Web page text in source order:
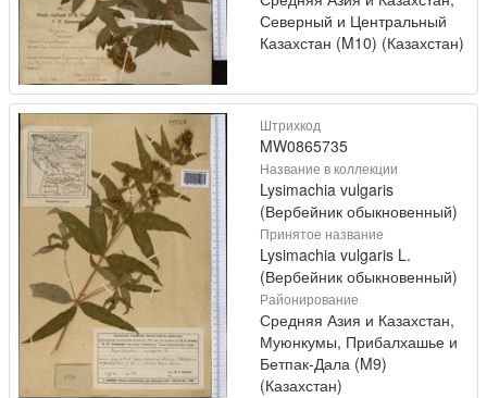
Северный и Центральный
Казахстан (M10) (Казахстан)
Штрихкод
MW0865735
Название в коллекции
Lysimachia vulgaris
(Вербейник обыкновенный)
Принятое название
Lysimachia vulgaris L.
(Вербейник обыкновенный)
Районирование
Средняя Азия и Казахстан,
Муюнкумы, Прибалхашье и
Бетпак-Дала (M9)
(Казахстан)